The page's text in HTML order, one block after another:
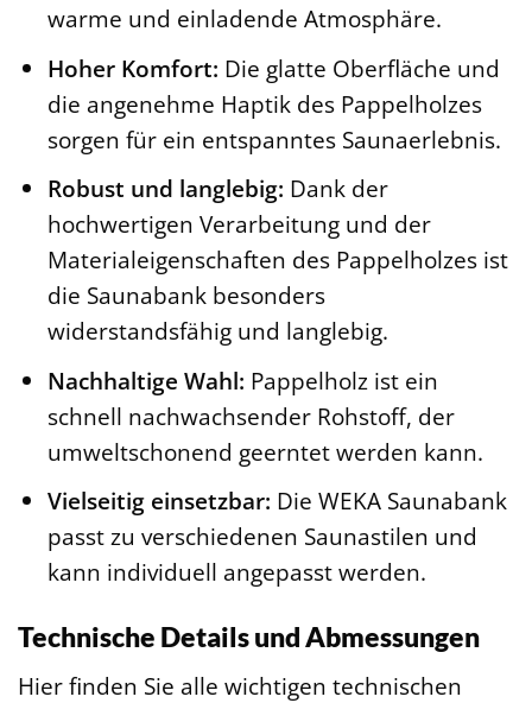
warme und einladende Atmosphäre.
Hoher Komfort: Die glatte Oberfläche und
die angenehme Haptik des Pappelholzes
sorgen für ein entspanntes Saunaerlebnis.
Robust und langlebig: Dank der
hochwertigen Verarbeitung und der
Materialeigenschaften des Pappelholzes ist
die Saunabank besonders
widerstandsfähig und langlebig.
Nachhaltige Wahl: Pappelholz ist ein
schnell nachwachsender Rohstoff, der
umweltschonend geerntet werden kann.
Vielseitig einsetzbar: Die WEKA Saunabank
passt zu verschiedenen Saunastilen und
kann individuell angepasst werden.
Technische Details und Abmessungen
Hier finden Sie alle wichtigen technischen